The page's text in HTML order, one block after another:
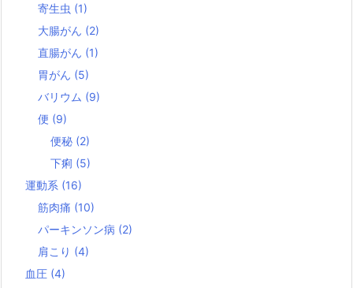
寄生虫 (1)
大腸がん (2)
直腸がん (1)
胃がん (5)
バリウム (9)
便 (9)
便秘 (2)
下痢 (5)
運動系 (16)
筋肉痛 (10)
パーキンソン病 (2)
肩こり (4)
血圧 (4)